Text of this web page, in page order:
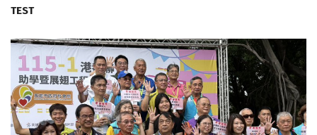
TEST